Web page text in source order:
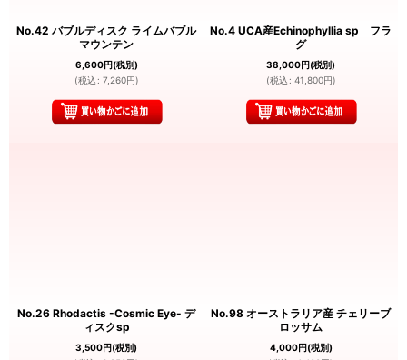
No.42 バブルディスク ライムバブル
マウンテン
6,600円(税別)
(税込 : 7,260円)
No.4 UCA産Echinophyllia sp フラ
グ
38,000円(税別)
(税込 : 41,800円)
No.26 Rhodactis -Cosmic Eye- デ
ィスクsp
3,500円(税別)
No.98 オーストラリア産 チェリーブ
ロッサム
4,000円(税別)